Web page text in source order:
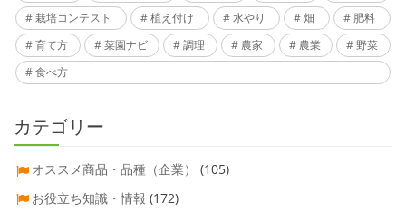
栽培コンテスト
植え付け 水やり 畑
肥料
育て方
菜園ナビ 調理 農家 農業
野菜
食べ方
カテゴリー
オススメ商品・品種（企業）
(105)
お役立ち知識・情報 (172)